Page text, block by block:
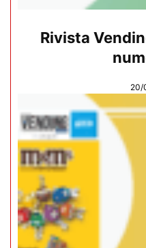
Rivista
20/